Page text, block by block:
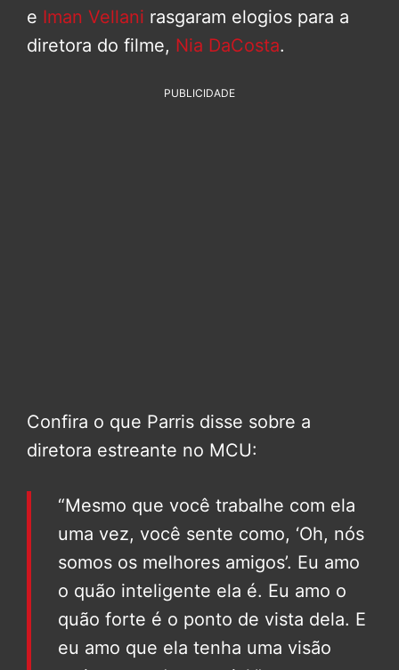
e Iman Vellani rasgaram elogios para a
diretora do filme, Nia DaCosta.
PUBLICIDADE
Confira o que Parris disse sobre a
diretora estreante no MCU:
“Mesmo que você trabalhe com ela
uma vez, você sente como, ‘Oh, nós
somos os melhores amigos’. Eu amo
o quão inteligente ela é. Eu amo o
quão forte é o ponto de vista dela. E
eu amo que ela tenha uma visão